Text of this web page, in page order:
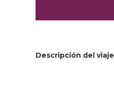
Descripción del viaje